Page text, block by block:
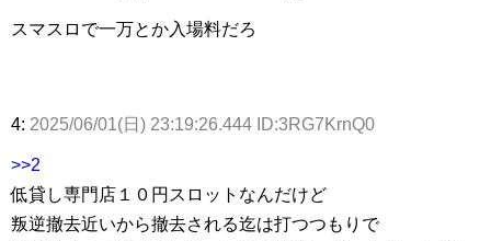
スマスロで一万とか入場料だろ
4: 2025/06/01(日) 23:19:26.444 ID:3RG7KrnQ0
>>2
低貸し専門店１０円スロットなんだけど
叛逆撤去近いから撤去される迄は打つつもりで